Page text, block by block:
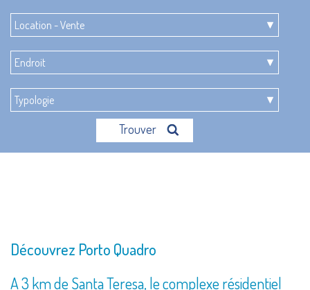
Trouver
Découvrez Porto Quadro
A 3 km de Santa Teresa, le complexe résidentiel